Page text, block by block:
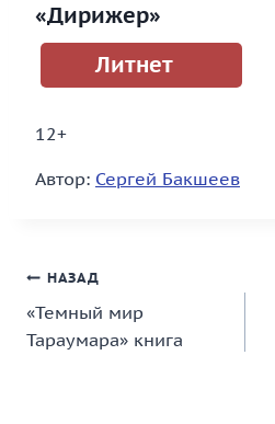
«Дирижер»
Литнет
12+
Автор: Сергей Бакшеев
Навигация
по
записям
НАЗАД
«Темный мир
Тараумара» книга